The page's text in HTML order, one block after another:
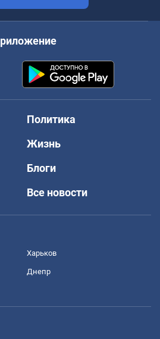
Политика
Жизнь
Блоги
Все новости
Харьков
Днепр